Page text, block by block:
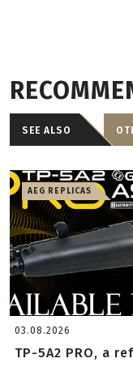
SEE ALSO
AEG REPLICAS
03.08.2026
TP-5A2 PRO, a